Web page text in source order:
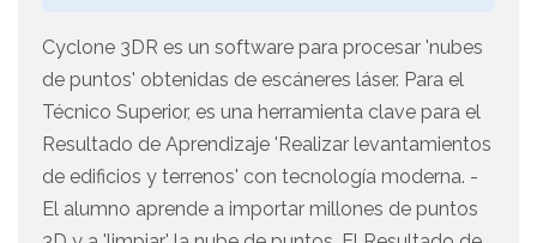
Cyclone 3DR es un software para procesar 'nubes
de puntos' obtenidas de escáneres láser. Para el
Técnico Superior, es una herramienta clave para el
Resultado de Aprendizaje 'Realizar levantamientos
de edificios y terrenos' con tecnología moderna. -
El alumno aprende a importar millones de puntos